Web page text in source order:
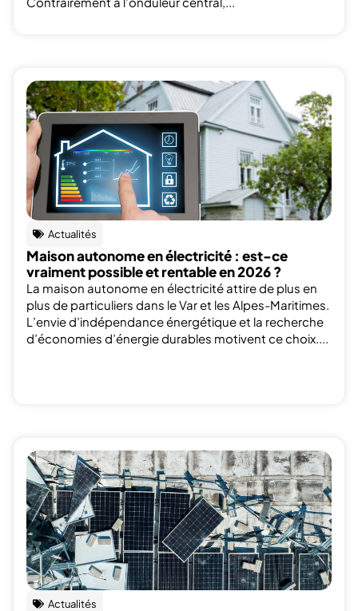
Actualités
Maison autonome en électricité : est-ce
vraiment possible et rentable en 2026 ?
La maison autonome en électricité attire de plus en
plus de particuliers dans le Var et les Alpes-Maritimes.
L’envie d’indépendance énergétique et la recherche
d’économies d’énergie durables motivent ce choix....
Actualités